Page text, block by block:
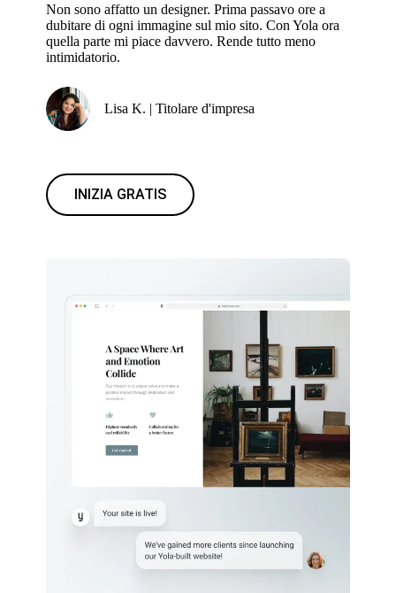
Non sono affatto un designer. Prima passavo ore a
dubitare di ogni immagine sul mio sito. Con Yola ora
quella parte mi piace davvero. Rende tutto meno
intimidatorio.
Lisa K. | Titolare d'impresa
INIZIA GRATIS